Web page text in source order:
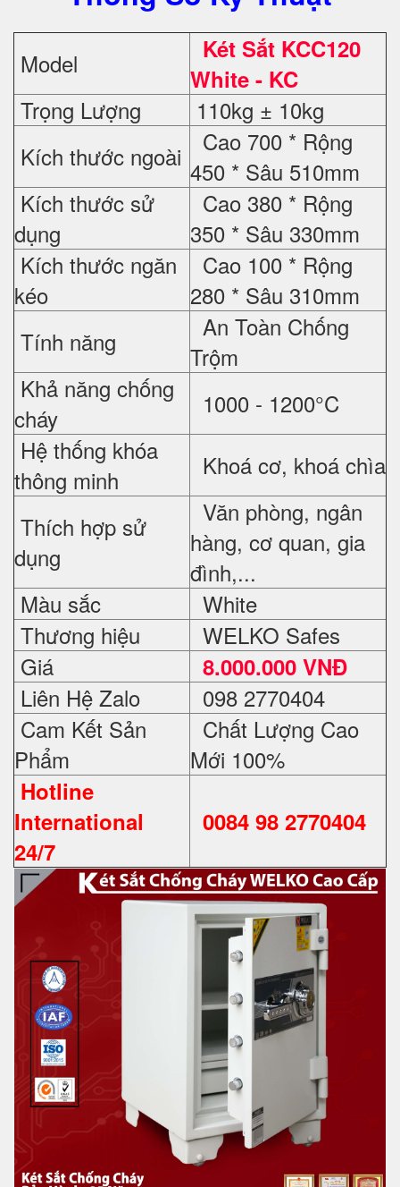
Model
Két Sắt KCC120
White - KC
Trọng Lượng
110kg ± 10kg
Kích thước ngoài
Cao 700 * Rộng
450 * Sâu 510mm
Kích thước sử
dụng
Cao 380 * Rộng
350 * Sâu 330mm
Kích thước ngăn
kéo
Cao 100 * Rộng
280 * Sâu 310mm
Tính năng
An Toàn Chống
Trộm
Khả năng chống
cháy
1000 - 1200°C
Hệ thống khóa
thông minh
Khoá cơ, khoá chìa
Thích hợp sử
dụng
Văn phòng, ngân
hàng, cơ quan, gia
đình,...
Màu sắc
White
Thương hiệu
WELKO Safes
Giá
8.000.000 VNĐ
Liên Hệ Zalo
098 2770404
Cam Kết Sản
Phẩm
Chất Lượng Cao
Mới 100%
Hotline
International
24/7
0084 98 2770404